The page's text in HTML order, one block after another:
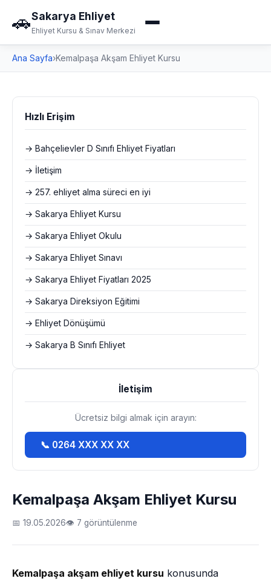
🚗Sakarya Ehliyet
Ehliyet Kursu & Sınav Merkezi
Ana Sayfa›Kemalpaşa Akşam Ehliyet Kursu
Kemalpaşa Akşam Ehliyet Kursu
📅 19.05.2026👁 7 görüntülenme
Kemalpaşa akşam ehliyet kursu konusunda
Hızlı Erişim
→ Bahçelievler D Sınıfı Ehliyet Fiyatları
→ İletişim
→ 257. ehliyet alma süreci en iyi
→ Sakarya Ehliyet Kursu
→ Sakarya Ehliyet Okulu
→ Sakarya Ehliyet Sınavı
→ Sakarya Ehliyet Fiyatları 2025
→ Sakarya Direksiyon Eğitimi
→ Ehliyet Dönüşümü
→ Sakarya B Sınıfı Ehliyet
İletişim
Ücretsiz bilgi almak için arayın:
📞 0264 XXX XX XX